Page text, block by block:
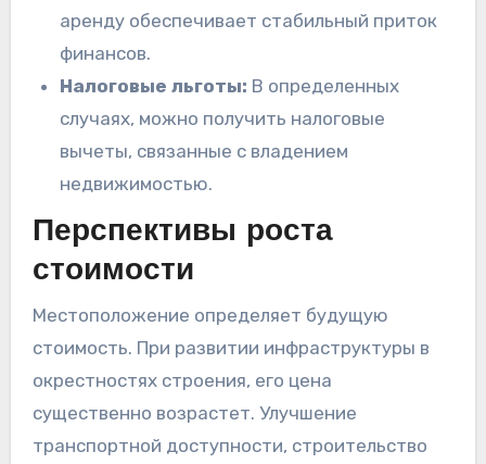
аренду обеспечивает стабильный приток
финансов.
Налоговые льготы: В определенных
случаях, можно получить налоговые
вычеты, связанные с владением
недвижимостью.
Перспективы роста
стоимости
Местоположение определяет будущую
стоимость. При развитии инфраструктуры в
окрестностях строения, его цена
существенно возрастет. Улучшение
транспортной доступности, строительство